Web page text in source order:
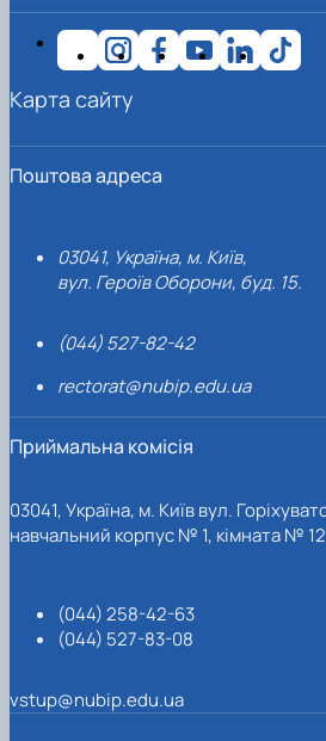
Поштова адреса
03041, Україна, м. Київ,
вул. Героїв Оборони, буд. 15.
(044) 527-82-42
rectorat@nubip.edu.ua
Приймальна комісія
03041, Україна, м. Київ вул.
навчальний корпус № 1, кімната №
(044) 258-42-63
(044) 527-83-08
vstup@nubip.edu.ua
Карта сайту